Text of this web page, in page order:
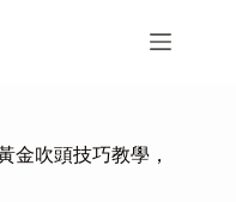
金吹頭技巧教學，